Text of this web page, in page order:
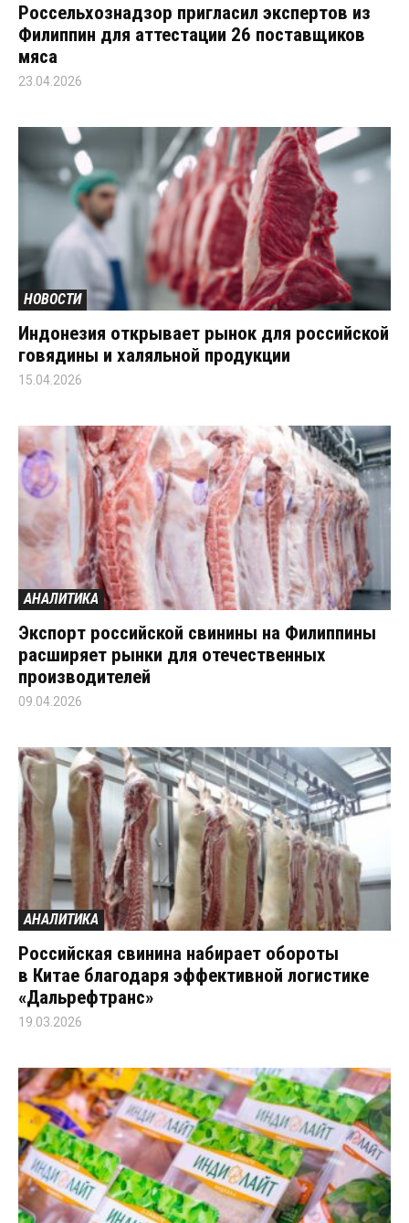
Россельхознадзор пригласил экспертов из
Филиппин для аттестации 26 поставщиков
мяса
23.04.2026
НОВОСТИ
Индонезия открывает рынок для российской
говядины и халяльной продукции
15.04.2026
АНАЛИТИКА
Экспорт российской свинины на Филиппины
расширяет рынки для отечественных
производителей
09.04.2026
АНАЛИТИКА
Российская свинина набирает обороты
в Китае благодаря эффективной логистике
«Дальрефтранс»
19.03.2026